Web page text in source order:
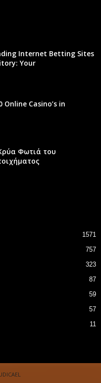
Internet Betting Sites
Your
Casino’s in
Φωτιά του
1571
757
323
87
59
57
11